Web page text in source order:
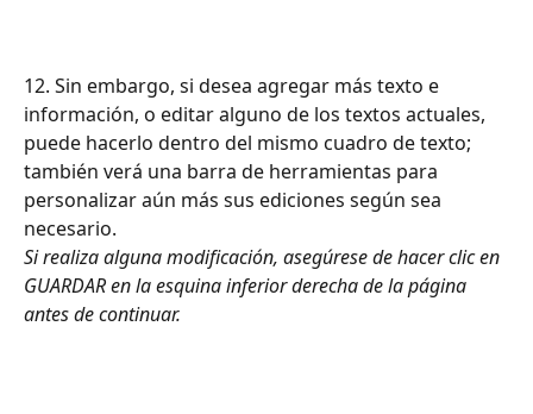
12. Sin embargo, si desea agregar más texto e
información, o editar alguno de los textos actuales,
puede hacerlo dentro del mismo cuadro de texto;
también verá una barra de herramientas para
personalizar aún más sus ediciones según sea
necesario.
Si realiza alguna modificación, asegúrese de hacer clic en
GUARDAR en la esquina inferior derecha de la página
antes de continuar.